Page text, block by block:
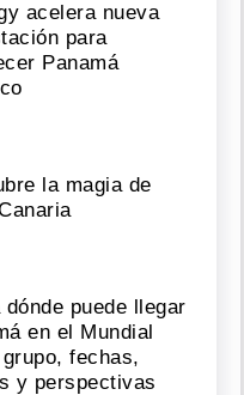
acelera nueva
para
Panamá
la magia de
dónde puede llegar
en el Mundial
fechas,
y perspectivas